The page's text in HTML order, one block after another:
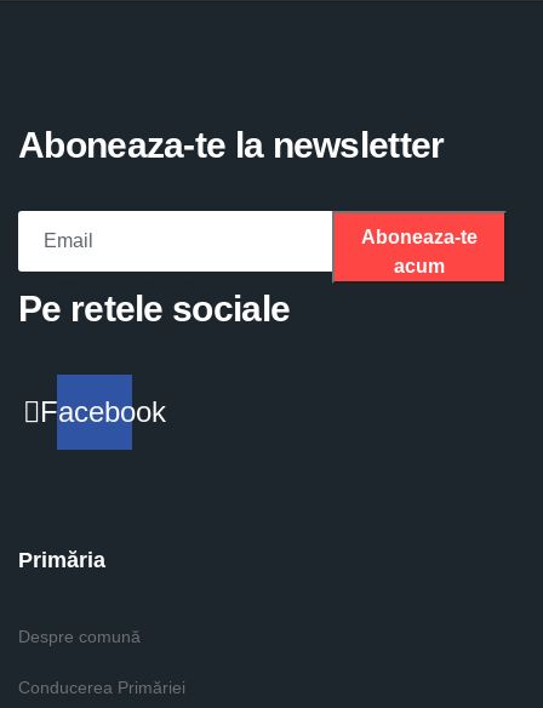
Aboneaza-te la newsletter
Aboneaza-te
acum
Pe retele sociale
Facebook
Primăria
Despre comună
Conducerea Primăriei